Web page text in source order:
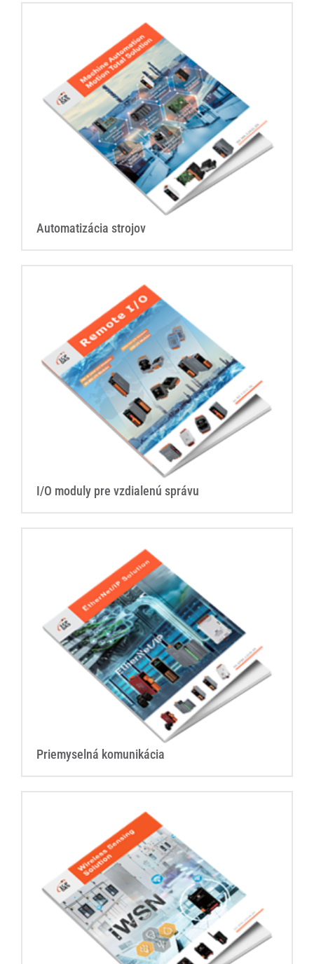
Automatizácia strojov
I/O moduly pre vzdialenú správu
Priemyselná komunikácia